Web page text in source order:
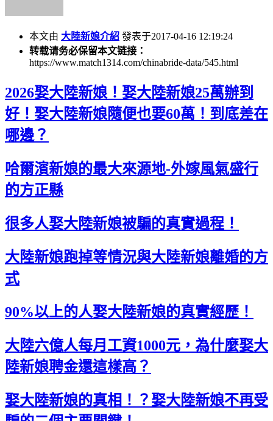
本文由 大陸新娘介紹 發表于2017-04-16 12:19:24
转载请务必保留本文链接：
https://www.match1314.com/chinabride-data/545.html
2026娶大陸新娘！娶大陸新娘25萬辦到
好！娶大陸新娘隨便也要60萬！到底差在
哪邊？
哈爾濱新娘的最大來源地-外嫁風氣盛行
的方正縣
很多人娶大陸新娘被騙的真實過程！
大陸新娘跑掉等情況與大陸新娘離婚的方
式
90%以上的人娶大陸新娘的真實經歷！
大陸六億人每月工資1000元，為什麼娶大
陸新娘聘金還這樣高？
娶大陸新娘的真相！？娶大陸新娘不再受